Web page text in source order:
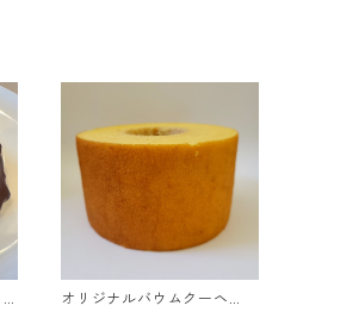
オリジナルバウムクーヘ